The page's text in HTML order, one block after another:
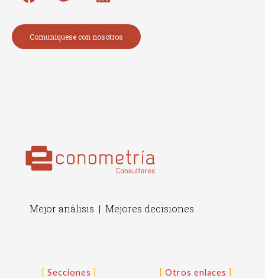
Comuníquese con nosotros
Mejor análisis | Mejores decisiones
Secciones Otros enlaces